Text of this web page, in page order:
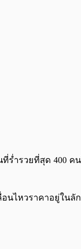
ที่ร่ำรวยที่สุด 400
อนไหวราคาอยู่ใน